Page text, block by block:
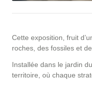
Cette exposition, fruit
roches, des fossiles et
Installée dans le jardin
territoire, où chaque